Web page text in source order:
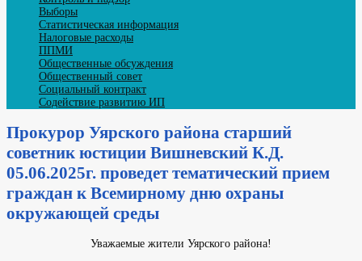
Выборы
Статистическая информация
Налоговые расходы
ППМИ
Общественные обсуждения
Общественный совет
Социальный контракт
Содействие развитию ИП
Прокурор Уярского района старший
советник юстиции Вишневский К.Д.
05.06.2025г. проведет тематический прием
граждан к Всемирному дню охраны
окружающей среды
Уважаемые жители Уярского района!